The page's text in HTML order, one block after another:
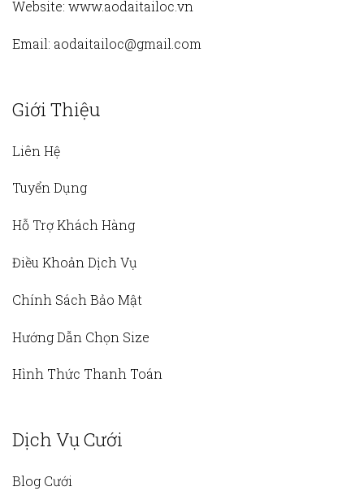
Website: www.aodaitailoc.vn
Email: aodaitailoc@gmail.com
Giới Thiệu
Liên Hệ
Tuyển Dụng
Hỗ Trợ Khách Hàng
Điều Khoản Dịch Vụ
Chính Sách Bảo Mật
Hướng Dẫn Chọn Size
Hình Thức Thanh Toán
Dịch Vụ Cưới
Blog Cưới